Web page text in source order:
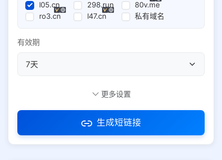
l05.cn 298.run
80v.me
ro3.cn
l47.cn 私有域名
有效期
访问密码
更多设置
生成短链接